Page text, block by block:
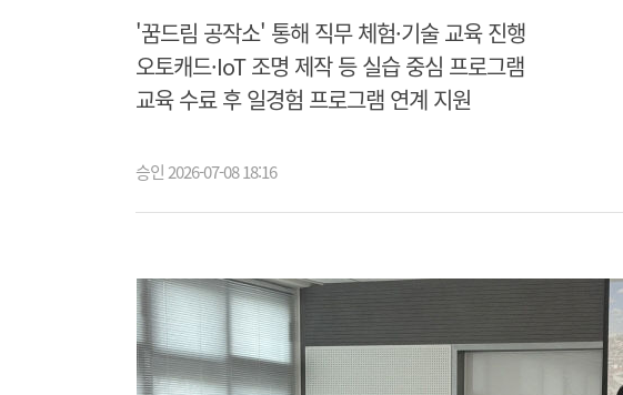
'꿈드림 공작소' 통해 직무 체험·기술 교육 진행
오토캐드·IoT 조명 제작 등 실습 중심 프로그램
교육 수료 후 일경험 프로그램 연계 지원
승인 2026-07-08 18:16